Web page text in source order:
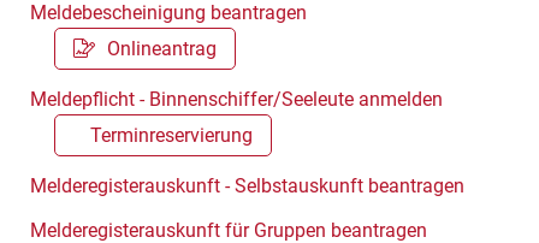
Meldebescheinigung beantragen
Onlineantrag
Meldepflicht - Binnenschiffer/Seeleute anmelden
Terminreservierung
Melderegisterauskunft - Selbstauskunft beantragen
Melderegisterauskunft für Gruppen beantragen